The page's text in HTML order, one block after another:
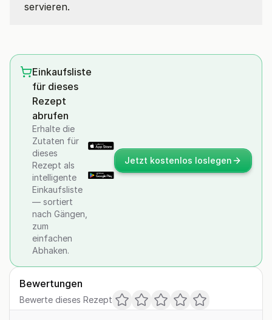
servieren.
Einkaufsliste
für dieses
Rezept
abrufen
Erhalte die
Zutaten für
dieses
Rezept als
intelligente
Einkaufsliste
— sortiert
nach Gängen,
zum
einfachen
Abhaken.
Jetzt kostenlos loslegen
Bewertungen
Bewerte dieses Rezept